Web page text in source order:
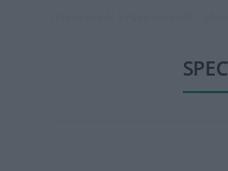
Tonery HP są dostępne